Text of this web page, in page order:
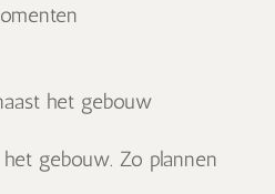
het gebouw
gebouw. Zo plannen